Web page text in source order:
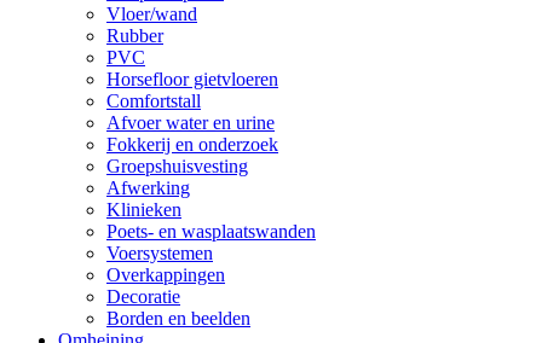
Vloer/wand
Rubber
PVC
Horsefloor gietvloeren
Comfortstall
Afvoer water en urine
Fokkerij en onderzoek
Groepshuisvesting
Afwerking
Klinieken
Poets- en wasplaatswanden
Voersystemen
Overkappingen
Decoratie
Borden en beelden